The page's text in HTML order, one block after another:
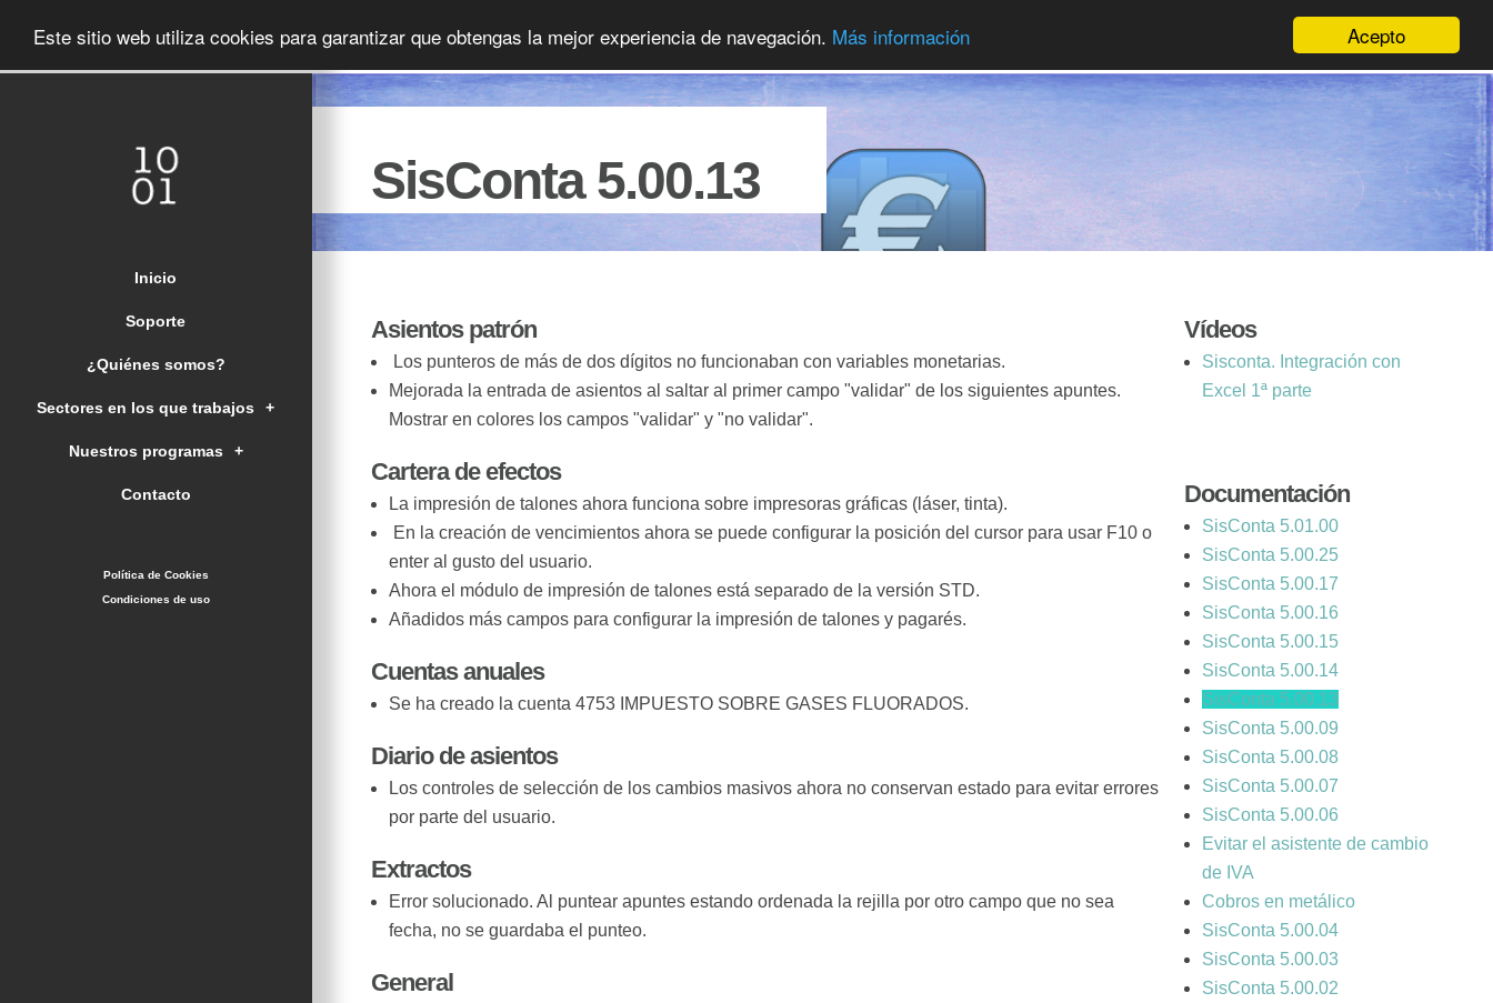
Acepto
Este sitio web utiliza cookies para garantizar que obtengas la mejor experiencia de navegación. Más información
Inicio
Soporte
¿Quiénes somos?
Sectores en los que trabajos +
Nuestros programas +
Contacto
Política de Cookies
Condiciones de uso
SisConta 5.00.13
Asientos patrón
Los punteros de más de dos dígitos no funcionaban con variables monetarias.
Mejorada la entrada de asientos al saltar al primer campo "validar" de los siguientes apuntes.
Mostrar en colores los campos "validar" y "no validar".
Cartera de efectos
La impresión de talones ahora funciona sobre impresoras gráficas (láser, tinta).
En la creación de vencimientos ahora se puede configurar la posición del cursor para usar F10 o
enter al gusto del usuario.
Ahora el módulo de impresión de talones está separado de la versión STD.
Añadidos más campos para configurar la impresión de talones y pagarés.
Cuentas anuales
Se ha creado la cuenta 4753 IMPUESTO SOBRE GASES FLUORADOS.
Diario de asientos
Los controles de selección de los cambios masivos ahora no conservan estado para evitar errores
por parte del usuario.
Extractos
Error solucionado. Al puntear apuntes estando ordenada la rejilla por otro campo que no sea
fecha, no se guardaba el punteo.
General
Vídeos
Sisconta. Integración con
Excel 1ª parte
Documentación
SisConta 5.01.00
SisConta 5.00.25
SisConta 5.00.17
SisConta 5.00.16
SisConta 5.00.15
SisConta 5.00.14
SisConta 5.00.13
SisConta 5.00.09
SisConta 5.00.08
SisConta 5.00.07
SisConta 5.00.06
Evitar el asistente de cambio
de IVA
Cobros en metálico
SisConta 5.00.04
SisConta 5.00.03
SisConta 5.00.02